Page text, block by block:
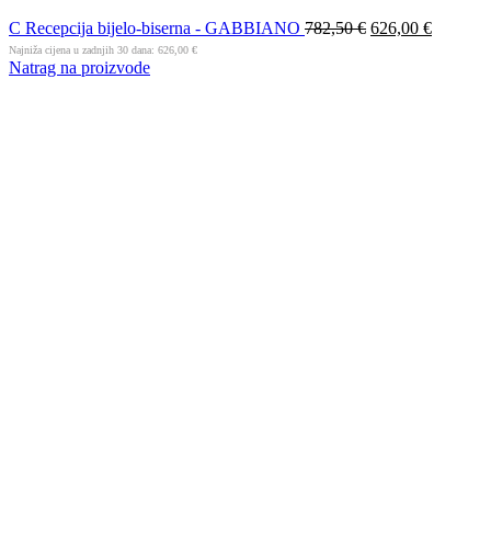
C Recepcija bijelo-biserna - GABBIANO 782,50€ 626,00 €
Najniža cijena u zadnjih 30 dana: 626,00 €
Natrag na proizvode